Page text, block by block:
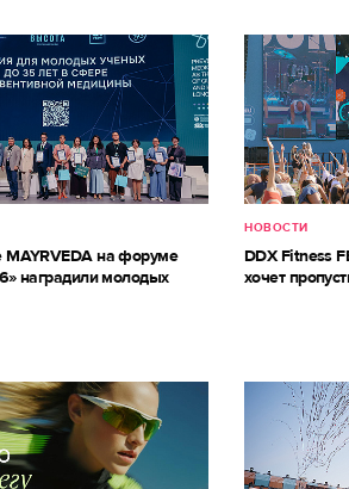
на форуме
наградили молодых
НОВОСТИ
DDX Fitness
хочет